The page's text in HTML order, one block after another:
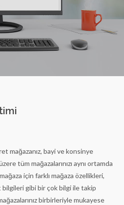
mağazanız, bayi ve konsinye
tüm mağazalarınızı aynı ortamda
için farklı mağaza özellikleri,
gibi bir çok bilgi ile takip
birbirleriyle mukayese